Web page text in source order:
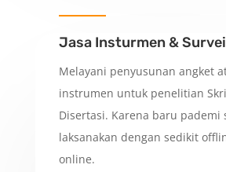
Jasa Insturmen & Survei
Melayani penyusunan angket
instrumen untuk penelitian
Disertasi. Karena baru pademi
laksanakan dengan sedikit
online.